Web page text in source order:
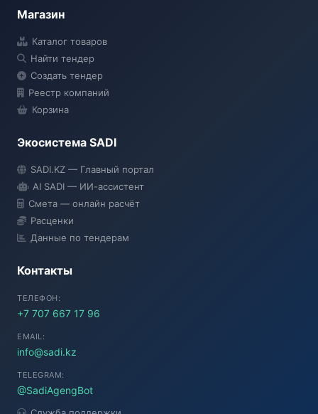
Магазин
Каталог товаров
Найти тендер
Создать тендер
Реестр компаний
Корзина
Экосистема SADI
SADI.KZ — Главный портал
AI SADI — ИИ-ассистент
Смета — онлайн расчёт
Расценки
Данные по тендерам
Контакты
ТЕЛЕФОН:
+7 707 667 17 96
EMAIL:
info@sadi.kz
TELEGRAM:
@SadiAgengBot
● Подключение...